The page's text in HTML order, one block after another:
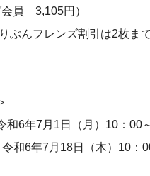
員 3,105円）
ぶんフレンズ割引は2枚ま
7月1日（月）10：00～
和6年7月18日（木）10：